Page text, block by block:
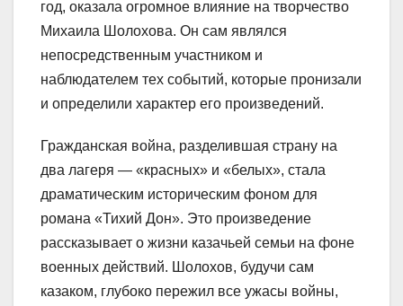
год, оказала огромное влияние на творчество
Михаила Шолохова. Он сам являлся
непосредственным участником и
наблюдателем тех событий, которые пронизали
и определили характер его произведений.
Гражданская война, разделившая страну на
два лагеря — «красных» и «белых», стала
драматическим историческим фоном для
романа «Тихий Дон». Это произведение
рассказывает о жизни казачьей семьи на фоне
военных действий. Шолохов, будучи сам
казаком, глубоко пережил все ужасы войны,